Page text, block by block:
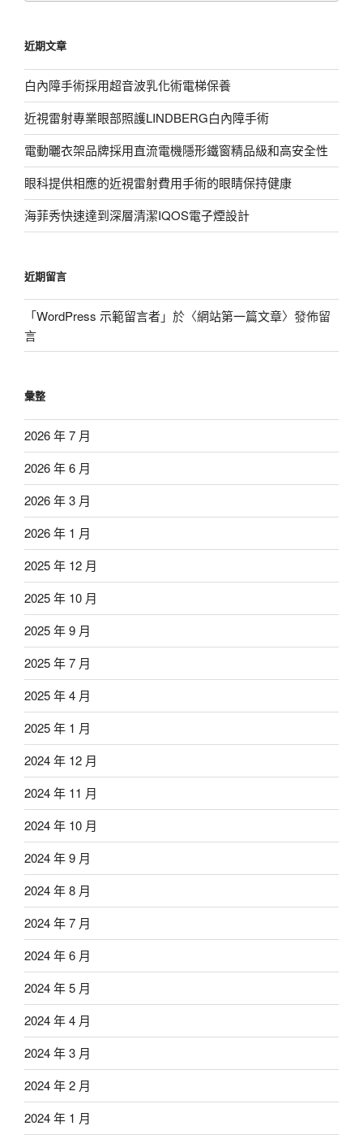
字:
近期文章
白內障手術採用超音波乳化術電梯保養
近視雷射專業眼部照護LINDBERG白內障手術
電動曬衣架品牌採用直流電機隱形鐵窗精品級和高安全性
眼科提供相應的近視雷射費用手術的眼睛保持健康
海菲秀快速達到深層清潔IQOS電子煙設計
近期留言
「WordPress 示範留言者」於〈網站第一篇文章〉發佈留
言
彙整
2026 年 7 月
2026 年 6 月
2026 年 3 月
2026 年 1 月
2025 年 12 月
2025 年 10 月
2025 年 9 月
2025 年 7 月
2025 年 4 月
2025 年 1 月
2024 年 12 月
2024 年 11 月
2024 年 10 月
2024 年 9 月
2024 年 8 月
2024 年 7 月
2024 年 6 月
2024 年 5 月
2024 年 4 月
2024 年 3 月
2024 年 2 月
2024 年 1 月